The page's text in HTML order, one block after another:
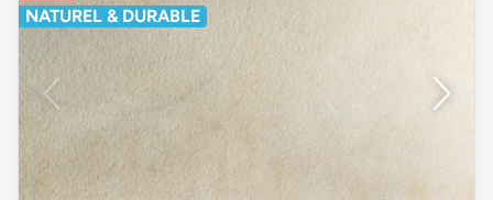
NATUREL & DURABLE